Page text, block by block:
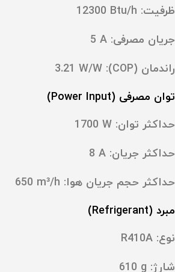
ظرفیت: ‎ 12300 Btu/h
جریان مصرفی: ‎5 A
راندمان (COP): ‎3.21 W/W
توان مصرفی (Power Input)
حداکثر توان: ‎1700 W
حداکثر جریان: ‎8 A
حداکثر حجم جریان هوا: ‎650 m³/h
مبرد (Refrigerant)
نوع: R410A
شارژ: ‎610 g